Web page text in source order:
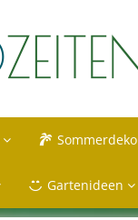
Sommerdeko
Gartenideen